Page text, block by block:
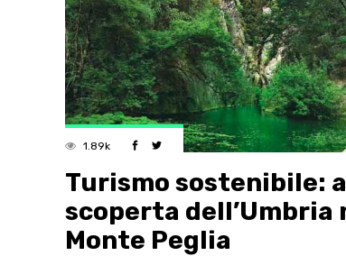
1.89k
Turismo sostenibile:
scoperta dell’Umbria
Monte Peglia